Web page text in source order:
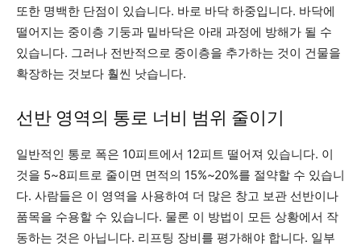
또한 명백한 단점이 있습니다. 바로 바닥 하중입니다. 바닥에
떨어지는 중이층 기둥과 밑바닥은 아래 과정에 방해가 될 수
있습니다. 그러나 전반적으로 중이층을 추가하는 것이 건물을
확장하는 것보다 훨씬 낫습니다.
선반 영역의 통로 너비 범위 줄이기
일반적인 통로 폭은 10피트에서 12피트 떨어져 있습니다. 이
것을 5~8피트로 줄이면 면적의 15%~20%를 절약할 수 있습니
다. 사람들은 이 영역을 사용하여 더 많은 창고 보관 선반이나
품목을 수용할 수 있습니다. 물론 이 방법이 모든 상황에서 작
동하는 것은 아닙니다. 리프팅 장비를 평가해야 합니다. 일부